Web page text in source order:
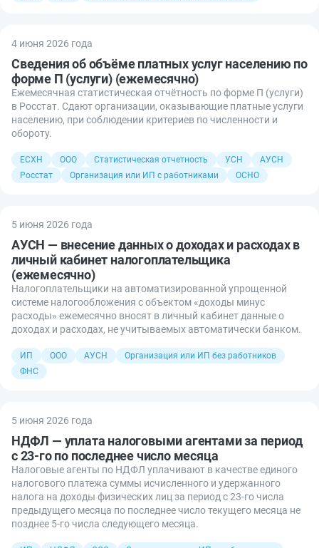
4 июня 2026 года
Сведения об объёме платных услуг населению по
форме П (услуги) (ежемесячно)
Ежемесячная статистическая отчётность по форме П (услуги)
в Росстат. Сдают организации, оказывающие платные услуги
населению, при соблюдении критериев по численности и
обороту.
ЕСХН ООО Статистическая отчетность УСН
АУСН
Росстат
Организация или ИП с работниками ОСНО
5 июня 2026 года
АУСН — внесение данных о доходах и расходах в
личный кабинет налогоплательщика
(ежемесячно)
Налогоплательщики на автоматизированной упрощенной
системе налогообложения с объектом «доходы минус
расходы» ежемесячно вносят в личный кабинет данные о
доходах и расходах, не учитываемых автоматически банком.
ИП ООО АУСН
Организация или ИП без работников
ФНС
5 июня 2026 года
НДФЛ — уплата налоговыми агентами за период
с 23-го по последнее число месяца
Налоговые агенты по НДФЛ уплачивают в качестве единого
налогового платежа суммы исчисленного и удержанного
налога на доходы физических лиц за период с 23-го числа
предыдущего месяца по последнее число текущего месяца не
позднее 5-го числа следующего месяца.